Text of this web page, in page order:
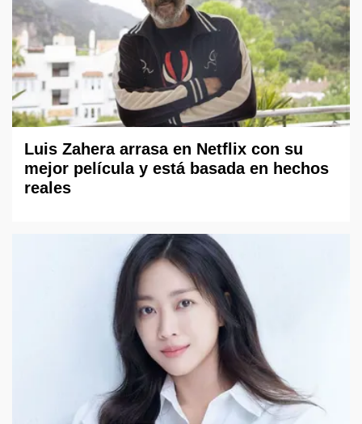
Luis Zahera arrasa en Netflix con su
mejor película y está basada en hechos
reales